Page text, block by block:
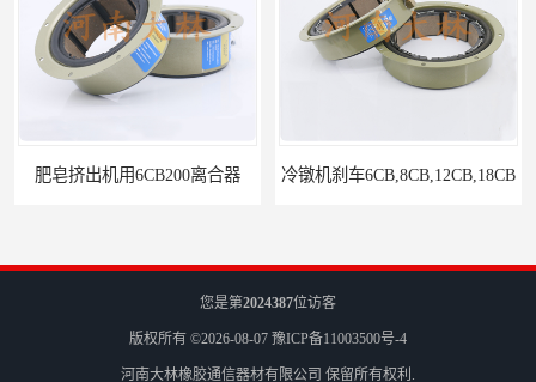
肥皂挤出机用6CB200离合器 冷镦机刹车6CB,8CB,12CB,18CB
您是第2024387位访客
版权所有 ©2026-08-07 豫ICP备11003500号-4
河南大林橡胶通信器材有限公司 保留所有权利.